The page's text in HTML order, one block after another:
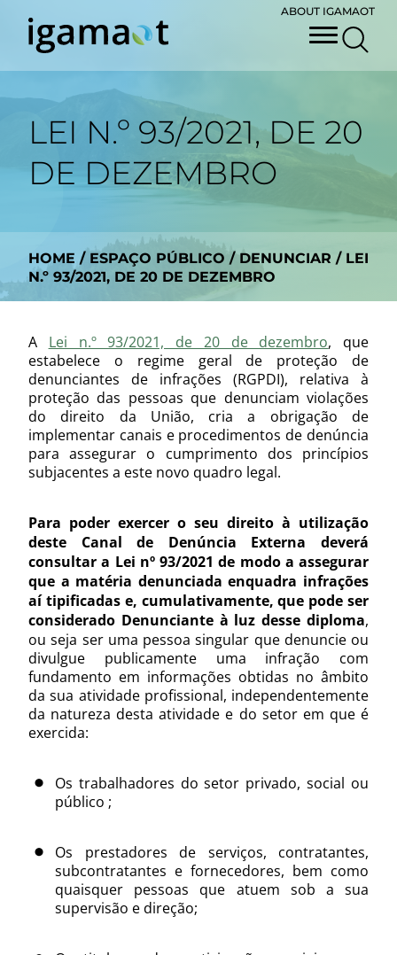
ABOUT IGAMAOT
LEI N.º 93/2021, DE 20
DE DEZEMBRO
HOME / ESPAÇO PÚBLICO/ DENUNCIAR / LEI
N.º 93/2021, DE 20 DE DEZEMBRO
A Lei n.º 93/2021, de 20 de dezembro, que
estabelece o regime geral de proteção de
denunciantes de infrações (RGPDI), relativa à
proteção das pessoas que denunciam violações
do direito da União, cria a obrigação de
implementar canais e procedimentos de denúncia
para assegurar o cumprimento dos princípios
subjacentes a este novo quadro legal.
Para poder exercer o seu direito à utilização
deste Canal de Denúncia Externa deverá
consultar a Lei nº 93/2021 de modo a assegurar
que a matéria denunciada enquadra infrações
aí tipificadas e, cumulativamente, que pode ser
considerado Denunciante à luz desse diploma,
ou seja ser uma pessoa singular que denuncie ou
divulgue publicamente uma infração com
fundamento em informações obtidas no âmbito
da sua atividade profissional, independentemente
da natureza desta atividade e do setor em que é
exercida:
Os trabalhadores do setor privado, social ou
público ;
Os prestadores de serviços, contratantes,
subcontratantes e fornecedores, bem como
quaisquer pessoas que atuem sob a sua
supervisão e direção;